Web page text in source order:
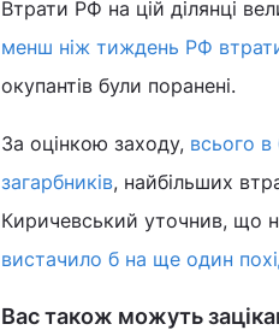
Втрати РФ на цій ділянці
менш ніж тиждень РФ
окупантів були поранені.
За оцінкою заходу, всього
загарбників, найбільших
Киричевський уточнив, що
вистачило б на ще один
Вас також можуть